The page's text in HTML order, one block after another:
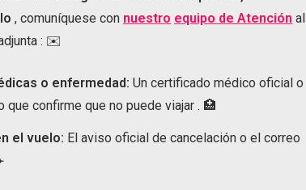
, comuníquese con nuestro equipo de Atención al
: ✉️
o enfermedad: Un certificado médico oficial o
que confirme que no puede viajar . 🏥
el vuelo: El aviso oficial de cancelación o el correo